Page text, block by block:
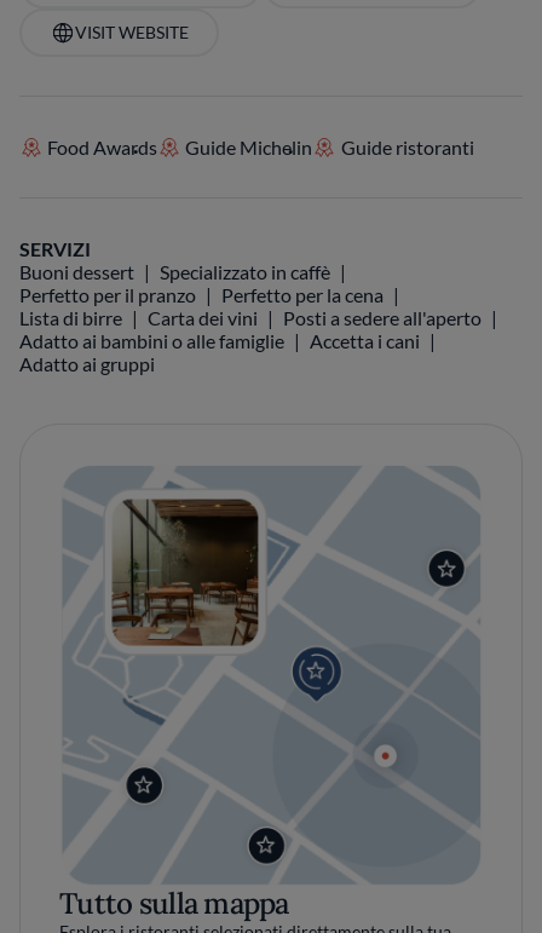
VISIT WEBSITE
Food Awards Guide Michelin Guide ristoranti
SERVIZI
Buoni dessert
Specializzato in caffè
Perfetto per il pranzo
Perfetto per la cena
Lista di birre
Carta dei vini
Posti a sedere all'aperto
Adatto ai bambini o alle famiglie
Accetta i cani
Adatto ai gruppi
Tutto sulla mappa